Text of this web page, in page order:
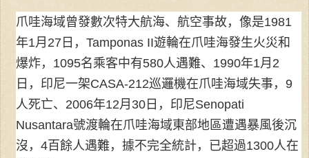
爪哇海域曾發數次特大航海、航空事故，像是1981
年1月27日，Tamponas II遊輪在爪哇海發生火災和
爆炸，1095名乘客中有580人遇難、1990年1月2
日，印尼一架CASA-212巡邏機在爪哇海域失事，9
人死亡、2006年12月30日，印尼Senopati
Nusantara號渡輪在爪哇海域東部地區遭遇暴風後沉
沒，4百餘人遇難，據不完全統計，已超過1300人在